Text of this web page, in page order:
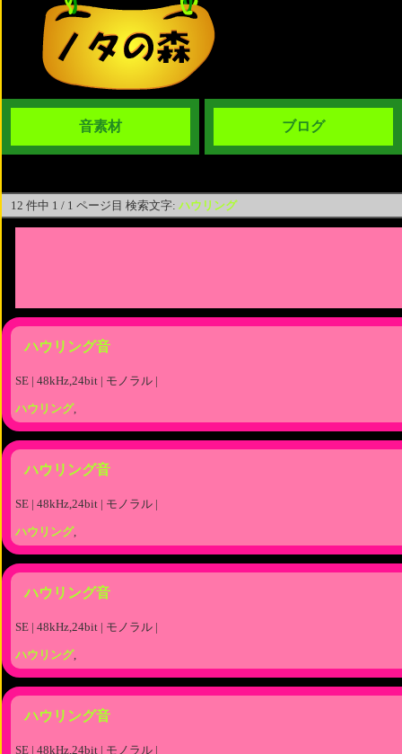
音素材 ブログ
12 件中 1 / 1 ページ目 検索文字: ハウリング
ハウリング音
SE | 48kHz,24bit | モノラル |
ハウリング,
ハウリング音
SE | 48kHz,24bit | モノラル |
ハウリング,
ハウリング音
SE | 48kHz,24bit | モノラル |
ハウリング,
ハウリング音
SE | 48kHz,24bit | モノラル |